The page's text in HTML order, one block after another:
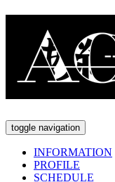
toggle navigation
INFORMATION
PROFILE
SCHEDULE